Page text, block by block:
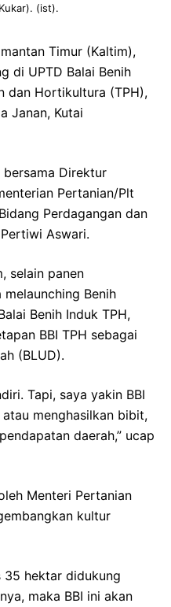
(ist).
Timur (Kaltim),
di UPTD Balai Benih
dan Hortikultura (TPH),
Janan, Kutai
Direktur
Pertanian/Plt
Perdagangan dan
Aswari.
selain panen
Benih
Benih Induk TPH,
BBI TPH sebagai
(BLUD).
Tapi, saya yakin BBI
menghasilkan bibit,
daerah,” ucap
Menteri Pertanian
kultur
35 hektar didukung
maka BBI ini akan